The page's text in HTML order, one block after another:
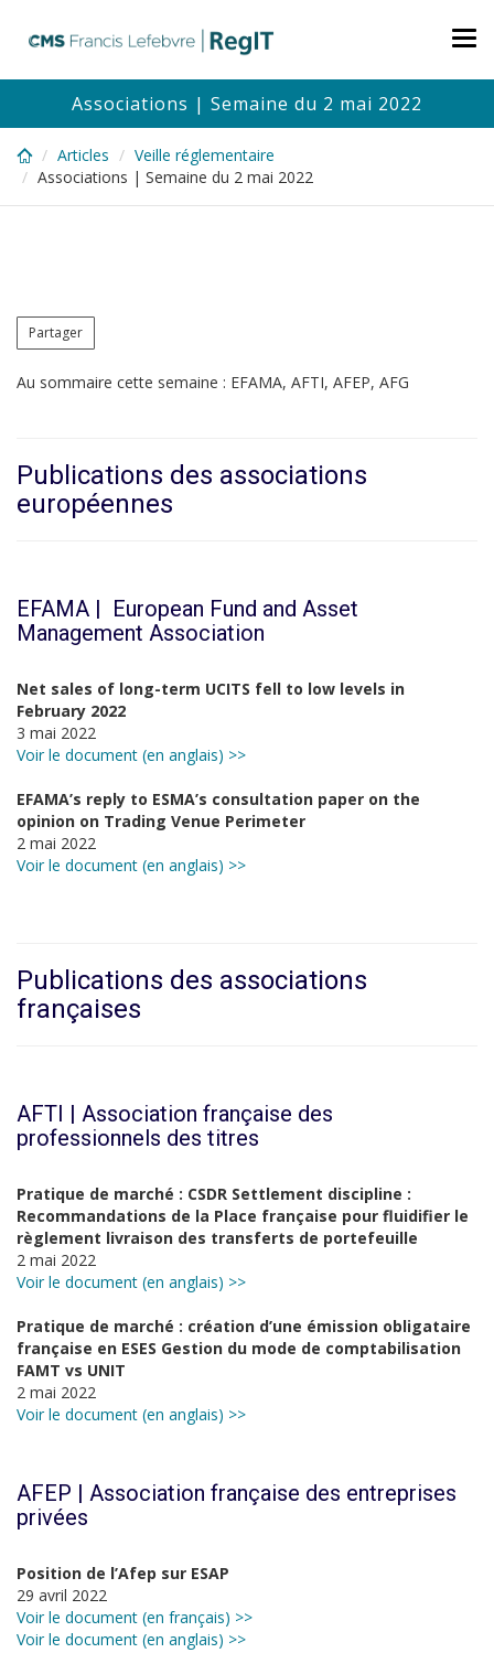
content
Associations | Semaine du 2 mai 2022
Articles
Veille réglementaire
Associations | Semaine du 2 mai 2022
Partager
Au sommaire cette semaine : EFAMA, AFTI, AFEP, AFG
Publications des associations
européennes
EFAMA | European Fund and Asset
Management Association
Net sales of long-term UCITS fell to low levels in
February 2022
3 mai 2022
Voir le document (en anglais) >>
EFAMA’s reply to ESMA’s consultation paper on the
opinion on Trading Venue Perimeter
2 mai 2022
Voir le document (en anglais) >>
Publications des associations
françaises
AFTI | Association française des
professionnels des titres
Pratique de marché : CSDR Settlement discipline :
Recommandations de la Place française pour fluidifier le
règlement livraison des transferts de portefeuille
2 mai 2022
Voir le document (en anglais) >>
Pratique de marché : création d’une émission obligataire
française en ESES Gestion du mode de comptabilisation
FAMT vs UNIT
2 mai 2022
Voir le document (en anglais) >>
AFEP | Association française des entreprises
privées
Position de l’Afep sur ESAP
29 avril 2022
Voir le document (en français) >>
Voir le document (en anglais) >>